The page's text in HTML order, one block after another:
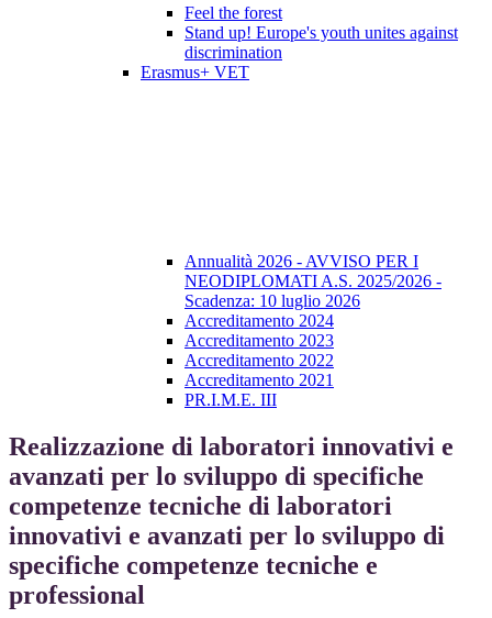
Feel the forest
Stand up! Europe's youth unites against
discrimination
Erasmus+ VET
Annualità 2026 - AVVISO PER I
NEODIPLOMATI A.S. 2025/2026 -
Scadenza: 10 luglio 2026
Accreditamento 2024
Accreditamento 2023
Accreditamento 2022
Accreditamento 2021
PR.I.M.E. III
Realizzazione di laboratori innovativi e
avanzati per lo sviluppo di specifiche
competenze tecniche di laboratori
innovativi e avanzati per lo sviluppo di
specifiche competenze tecniche e
professional